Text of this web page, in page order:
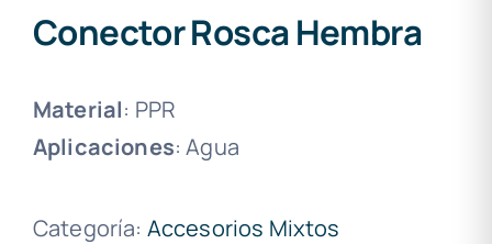
Conector Rosca Hembra
Material: PPR
Aplicaciones: Agua
Categoría: Accesorios Mixtos